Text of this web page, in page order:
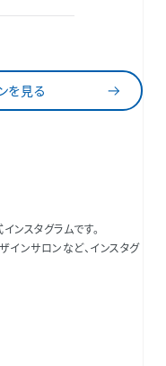
を見る
スタグラムです。
ンサロンなど、インスタグ